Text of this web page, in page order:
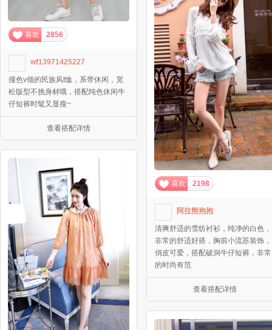
喜欢 2856
wf13971425227
撞色v领的民族风t恤，系带休闲，宽
松版型不挑身材哦，搭配纯色休闲牛
仔短裤时髦又显瘦~
查看搭配详情
喜欢 2198
阿拉熊抱抱
清爽舒适的雪纺衬衫，纯净的白色，
非常的舒适好搭，胸前小流苏装饰，
俏皮可爱，搭配破洞牛仔短裤，非常
的时尚有范
查看搭配详情